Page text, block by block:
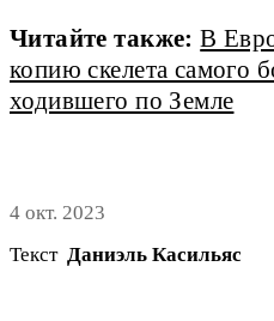
Читайте также: В
копию скелета самого
ходившего по Земле
4 окт. 2023
Текст Даниэль Касильяс